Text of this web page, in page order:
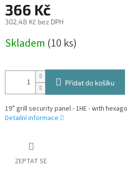
366 Kč
302,48 Kč bez DPH
cena:
Skladem (10 ks)
Přidat do košíku
19” grill security panel - 1HE - with
Detailní informace
ZEPTAT SE